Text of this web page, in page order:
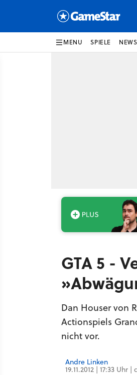
MENU SPIELE NEWS
GTA 5 -
Dan Houser von
Actionspiels
nicht vor.
Andre Linken
19.11.2012 | 17:33 Uhr